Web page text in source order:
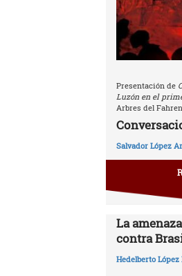
Presentación de
Luzón en el
Arbres del
Salvador López
La
contra
Hedelberto López